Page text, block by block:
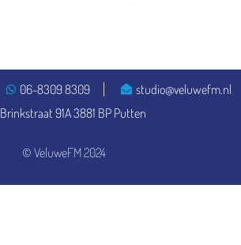
© VeluweFM 2024
06-8309 8309
studio@veluwefm.nl
Brinkstraat 91A 3881 BP Putten